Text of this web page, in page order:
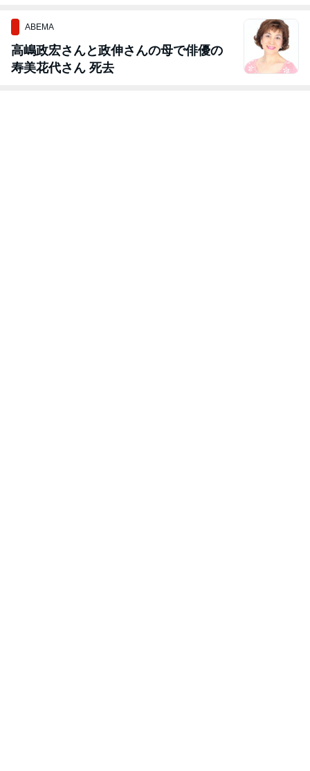
ABEMA
高嶋政宏さんと政伸さんの母で俳優の
寿美花代さん 死去